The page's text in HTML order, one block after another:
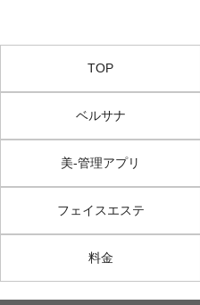
TOP
ベルサナ
美-管理アプリ
フェイスエステ
料金